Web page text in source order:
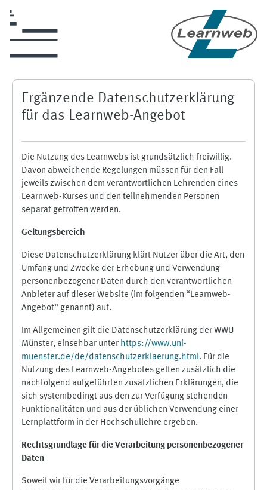
Ergänzende Datenschutzerklärung
für das Learnweb-Angebot
Die Nutzung des Learnwebs ist grundsätzlich freiwillig.
Davon abweichende Regelungen müssen für den Fall
jeweils zwischen dem verantwortlichen Lehrenden eines
Learnweb-Kurses und den teilnehmenden Personen
separat getroffen werden.
Geltungsbereich
Diese Datenschutzerklärung klärt Nutzer über die Art, den
Umfang und Zwecke der Erhebung und Verwendung
personenbezogener Daten durch den verantwortlichen
Anbieter auf dieser Website (im folgenden “Learnweb-
Angebot” genannt) auf.
Im Allgemeinen gilt die Datenschutzerklärung der WWU
Münster, einsehbar unter https://www.uni-
muenster.de/de/datenschutzerklaerung.html. Für die
Nutzung des Learnweb-Angebotes gelten zusätzlich die
nachfolgend aufgeführten zusätzlichen Erklärungen, die
sich systembedingt aus den zur Verfügung stehenden
Funktionalitäten und aus der üblichen Verwendung einer
Lernplattform in der Hochschullehre ergeben.
Rechtsgrundlage für die Verarbeitung personenbezogener
Daten
Soweit wir für die Verarbeitungsvorgänge